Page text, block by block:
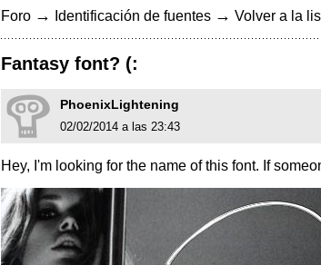
Foro → Identificación de fuentes → Volver a la
Fantasy font? (:
PhoenixLightening
02/02/2014 a las 23:43
Hey, I'm looking for the name of this font. If